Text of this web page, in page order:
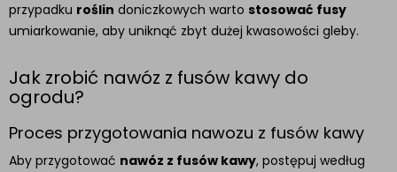
przypadku roślin doniczkowych warto stosować fusy
umiarkowanie, aby uniknąć zbyt dużej kwasowości gleby.
Jak zrobić nawóz z fusów kawy do
ogrodu?
Proces przygotowania nawozu z fusów kawy
Aby przygotować nawóz z fusów kawy, postępuj według